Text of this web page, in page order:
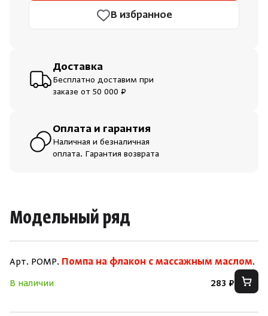
Краны
В избранное
Доставка
Бесплатно доставим при
заказе от 50 000 ₽
Оплата и гарантия
Наличная и безналичная
оплата. Гарантия возврата
Модельный ряд
Арт. POMP. Помпа на флакон с массажным маслом.
В наличии
283 ₽